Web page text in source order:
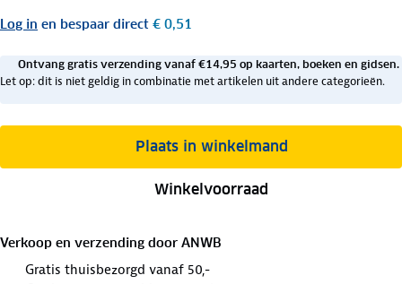
Log in en bespaar direct € 0,51
Ontvang gratis verzending vanaf €14,95 op kaarten, boeken en gidsen.
Let op: dit is niet geldig in combinatie met artikelen uit andere categorieën.
Plaats in winkelmand
Winkelvoorraad
Verkoop en verzending door ANWB
Gratis thuisbezorgd vanaf 50,-